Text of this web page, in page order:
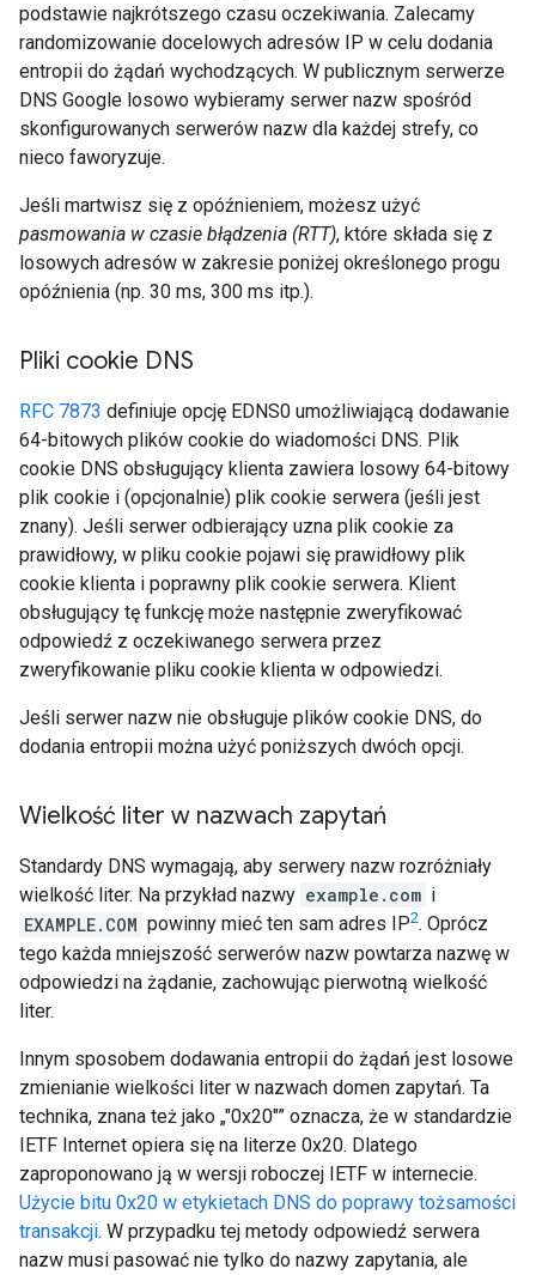
podstawie najkrótszego czasu oczekiwania. Zalecamy
randomizowanie docelowych adresów IP w celu dodania
entropii do żądań wychodzących. W publicznym serwerze
DNS Google losowo wybieramy serwer nazw spośród
skonfigurowanych serwerów nazw dla każdej strefy, co
nieco faworyzuje.
Jeśli martwisz się z opóźnieniem, możesz użyć
pasmowania w czasie błądzenia (RTT), które składa się z
losowych adresów w zakresie poniżej określonego progu
opóźnienia (np. 30 ms, 300 ms itp.).
Pliki cookie DNS
RFC 7873 definiuje opcję EDNS0 umożliwiającą dodawanie
64-bitowych plików cookie do wiadomości DNS. Plik
cookie DNS obsługujący klienta zawiera losowy 64-bitowy
plik cookie i (opcjonalnie) plik cookie serwera (jeśli jest
znany). Jeśli serwer odbierający uzna plik cookie za
prawidłowy, w pliku cookie pojawi się prawidłowy plik
cookie klienta i poprawny plik cookie serwera. Klient
obsługujący tę funkcję może następnie zweryfikować
odpowiedź z oczekiwanego serwera przez
zweryfikowanie pliku cookie klienta w odpowiedzi.
Jeśli serwer nazw nie obsługuje plików cookie DNS, do
dodania entropii można użyć poniższych dwóch opcji.
Wielkość liter w nazwach zapytań
Standardy DNS wymagają, aby serwery nazw rozróżniały
wielkość liter. Na przykład nazwy example.com i
EXAMPLE.COM powinny mieć ten sam adres IP2. Oprócz
tego każda mniejszość serwerów nazw powtarza nazwę w
odpowiedzi na żądanie, zachowując pierwotną wielkość
liter.
Innym sposobem dodawania entropii do żądań jest losowe
zmienianie wielkości liter w nazwach domen zapytań. Ta
technika, znana też jako „"0x20"” oznacza, że w standardzie
IETF Internet opiera się na literze 0x20. Dlatego
zaproponowano ją w wersji roboczej IETF w internecie.
Użycie bitu 0x20 w etykietach DNS do poprawy tożsamości
transakcji. W przypadku tej metody odpowiedź serwera
nazw musi pasować nie tylko do nazwy zapytania, ale